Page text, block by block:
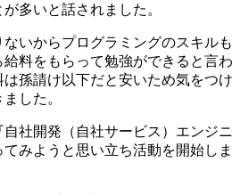
多いと話されました。
いからプログラミングのスキルも
料をもらって勉強ができると言わ
孫請け以下だと安いため気をつけ
した。
自社開発（自社サービス）エンジニ
みようと思い立ち活動を開始しま